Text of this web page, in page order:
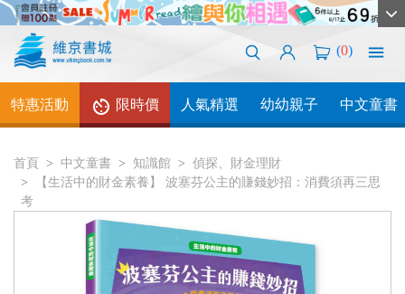
(0)
特惠活動 限時價 人氣精選 幼幼親子 中文童書
首頁 中文童書 知識館
偵探、財金理財
【生活中的財金素養】 波塞芬公主的賺錢妙招：消費須再三思
考